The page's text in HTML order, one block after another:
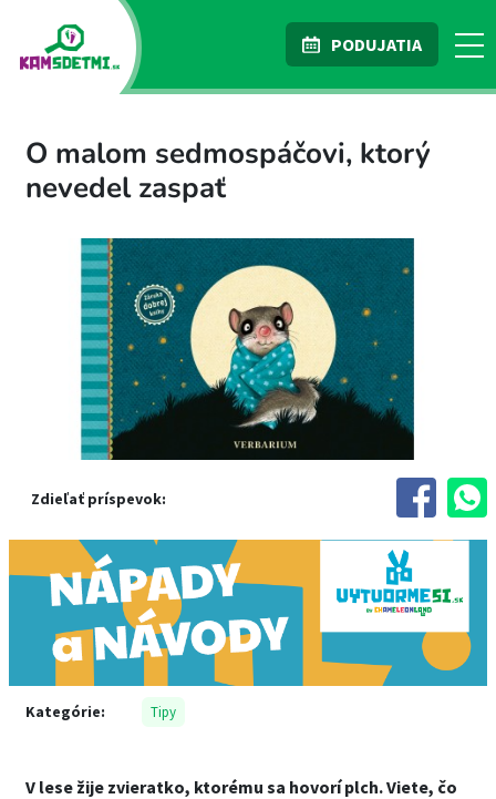
PODUJATIA
O malom sedmospáčovi, ktorý
nevedel zaspať
Zdieľať príspevok:
Kategórie: Tipy
V lese žije zvieratko, ktorému sa hovorí plch. Viete, čo